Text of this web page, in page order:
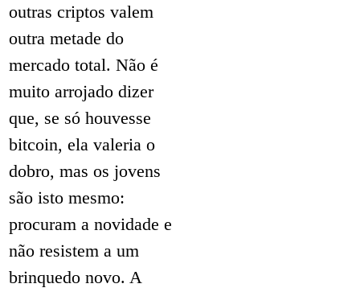
outras criptos valem
outra metade do
mercado total. Não é
muito arrojado dizer
que, se só houvesse
bitcoin, ela valeria o
dobro, mas os jovens
são isto mesmo:
procuram a novidade e
não resistem a um
brinquedo novo. A